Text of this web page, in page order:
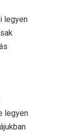
legyen
legyen